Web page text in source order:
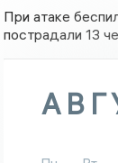
При атаке
пострадали 13